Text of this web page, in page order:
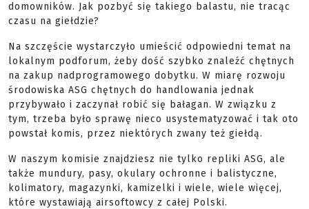
domowników. Jak pozbyć się takiego balastu, nie tracąc
czasu na giełdzie?
Na szczęście wystarczyło umieścić odpowiedni temat na
lokalnym podforum, żeby dość szybko znaleźć chętnych
na zakup nadprogramowego dobytku. W miarę rozwoju
środowiska ASG chętnych do handlowania jednak
przybywało i zaczynał robić się bałagan. W związku z
tym, trzeba było sprawę nieco usystematyzować i tak oto
powstał komis, przez niektórych zwany też giełdą.
W naszym komisie znajdziesz nie tylko repliki ASG, ale
także mundury, pasy, okulary ochronne i balistyczne,
kolimatory, magazynki, kamizelki i wiele, wiele więcej,
które wystawiają airsoftowcy z całej Polski.